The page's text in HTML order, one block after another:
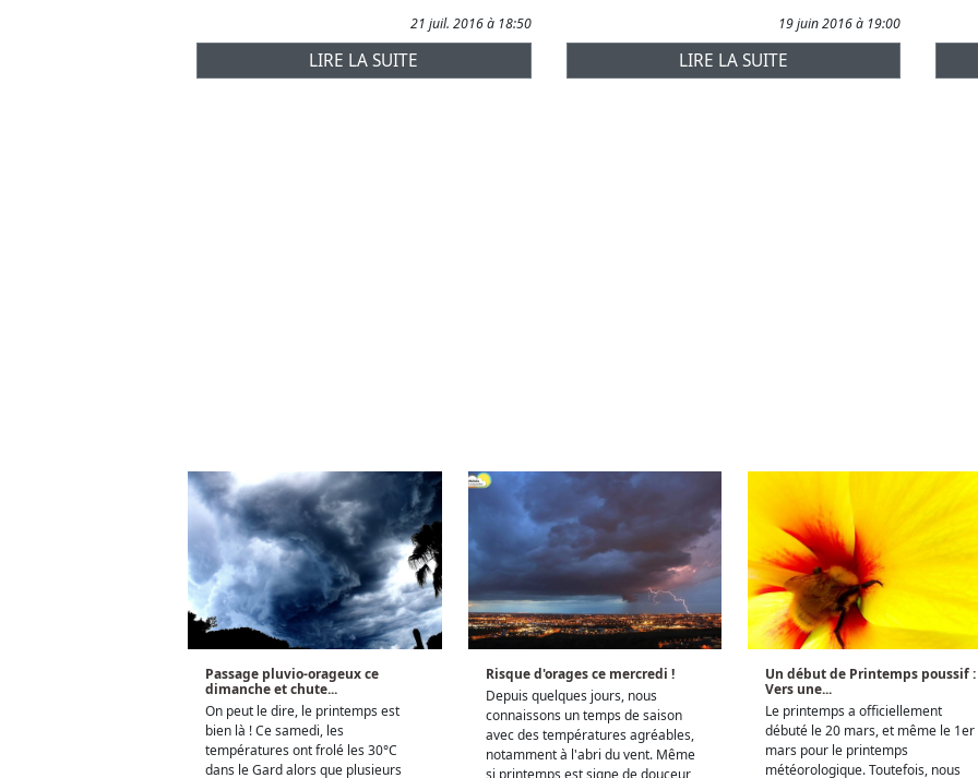
21 juil. 2016 à 18:50
LIRE LA SUITE
19 juin 2016 à 19:00
LIRE LA SUITE
Passage pluvio-orageux ce
dimanche et chute...
On peut le dire, le printemps est
bien là ! Ce samedi, les
températures ont frolé les 30°C
dans le Gard alors que plusieurs
Risque d'orages ce mercredi !
Depuis quelques jours, nous
connaissons un temps de saison
avec des températures agréables,
notamment à l'abri du vent. Même
si printemps est signe de douceur,
Un début de Printemps poussif :
Vers une...
Le printemps a officiellement
débuté le 20 mars, et même le 1er
mars pour le printemps
météorologique. Toutefois, nous